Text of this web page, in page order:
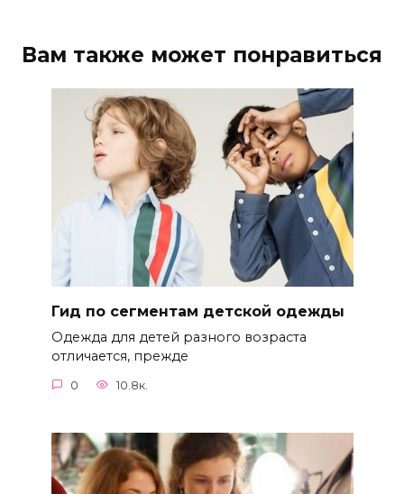
Вам также может понравиться
Гид по сегментам детской одежды
Одежда для детей разного возраста
отличается, прежде
0 10.8к.